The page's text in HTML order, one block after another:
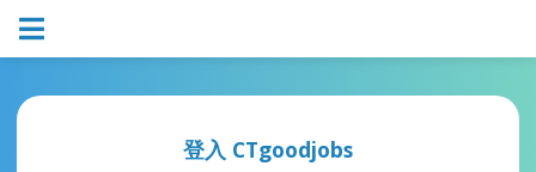
登入 CTgoodjobs